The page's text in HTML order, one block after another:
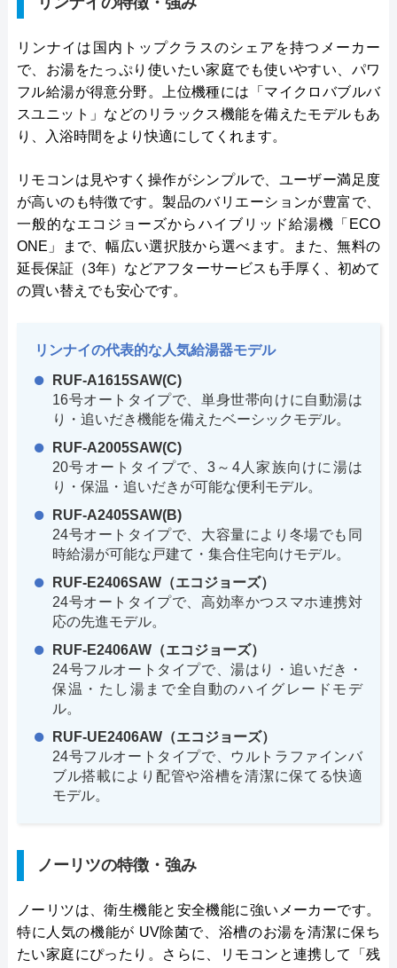
リンナイは国内トップクラスのシェアを持つメーカー
で、お湯をたっぷり使いたい家庭でも使いやすい、パワ
フル給湯が得意分野。上位機種には「マイクロバブルバ
スユニット」などのリラックス機能を備えたモデルもあ
り、入浴時間をより快適にしてくれます。
リモコンは見やすく操作がシンプルで、ユーザー満足度
が高いのも特徴です。製品のバリエーションが豊富で、
一般的なエコジョーズからハイブリッド給湯機「ECO
ONE」まで、幅広い選択肢から選べます。また、無料の
延長保証（3年）などアフターサービスも手厚く、初めて
の買い替えでも安心です。
リンナイの代表的な人気給湯器モデル
RUF-A1615SAW(C)
16号オートタイプで、単身世帯向けに自動湯は
り・追いだき機能を備えたベーシックモデル。
RUF-A2005SAW(C)
20号オートタイプで、3～4人家族向けに湯は
り・保温・追いだきが可能な便利モデル。
RUF-A2405SAW(B)
24号オートタイプで、大容量により冬場でも同
時給湯が可能な戸建て・集合住宅向けモデル。
RUF-E2406SAW（エコジョーズ）
24号オートタイプで、高効率かつスマホ連携対
応の先進モデル。
RUF-E2406AW（エコジョーズ）
24号フルオートタイプで、湯はり・追いだき・
保温・たし湯まで全自動のハイグレードモデ
ル。
RUF-UE2406AW（エコジョーズ）
24号フルオートタイプで、ウルトラファインバ
ブル搭載により配管や浴槽を清潔に保てる快適
モデル。
ノーリツの特徴・強み
ノーリツは、衛生機能と安全機能に強いメーカーです。
特に人気の機能が UV除菌で、浴槽のお湯を清潔に保ち
たい家庭にぴったり。さらに、リモコンと連携して「残